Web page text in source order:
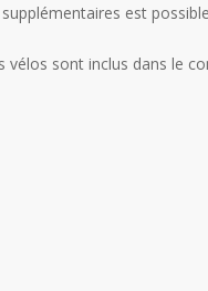
est
vélos sont inclus dans le